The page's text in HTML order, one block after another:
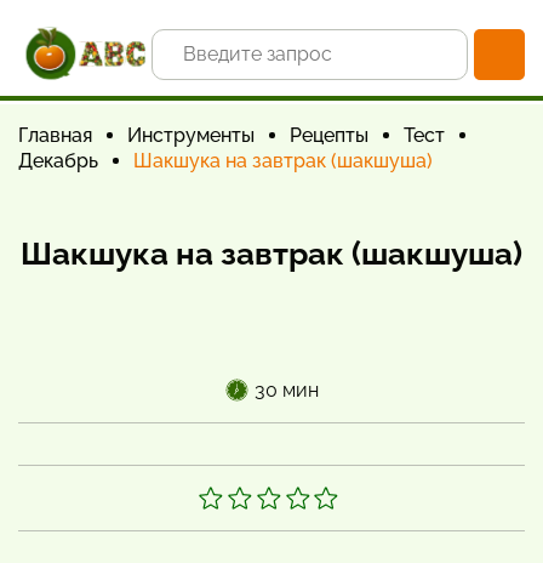
Главная Инструменты Рецепты
Тест
Декабрь
Шакшука на завтрак (шакшуша)
Шакшука на завтрак (шакшуша)
30 мин